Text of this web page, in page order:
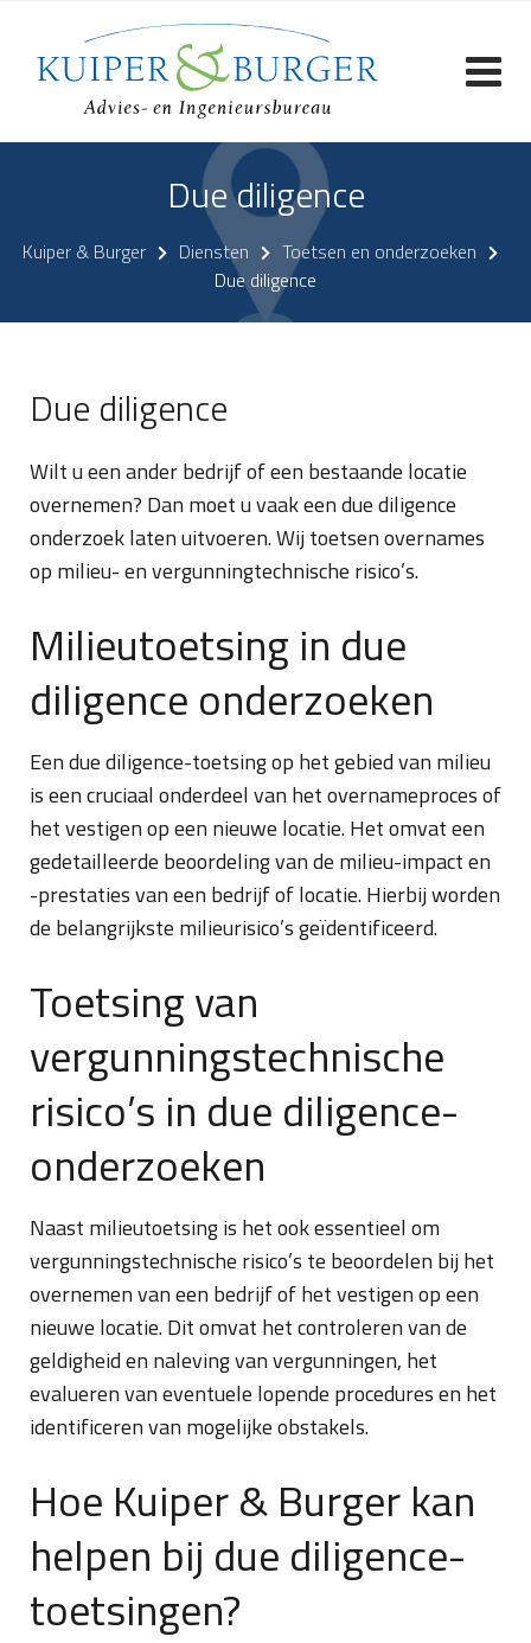
content
Due diligence
Kuiper & Burger Diensten
Toetsen en onderzoeken
Due diligence
Due diligence
Wilt u een ander bedrijf of een bestaande locatie
overnemen? Dan moet u vaak een due diligence
onderzoek laten uitvoeren. Wij toetsen overnames
op milieu- en vergunningtechnische risico’s.
Milieutoetsing in due
diligence onderzoeken
Een due diligence-toetsing op het gebied van milieu
is een cruciaal onderdeel van het overnameproces of
het vestigen op een nieuwe locatie. Het omvat een
gedetailleerde beoordeling van de milieu-impact en
-prestaties van een bedrijf of locatie. Hierbij worden
de belangrijkste milieurisico’s geïdentificeerd.
Toetsing van
vergunningstechnische
risico’s in due diligence-
onderzoeken
Naast milieutoetsing is het ook essentieel om
vergunningstechnische risico’s te beoordelen bij het
overnemen van een bedrijf of het vestigen op een
nieuwe locatie. Dit omvat het controleren van de
geldigheid en naleving van vergunningen, het
evalueren van eventuele lopende procedures en het
identificeren van mogelijke obstakels.
Hoe Kuiper & Burger kan
helpen bij due diligence-
toetsingen?